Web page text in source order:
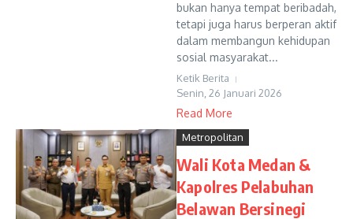
bukan hanya tempat beribadah,
tetapi juga harus berperan aktif
dalam membangun kehidupan
sosial masyarakat...
Ketik Berita
Senin, 26 Januari 2026
Read More
Metropolitan
Wali Kota Medan &
Kapolres Pelabuhan
Belawan Bersinegi